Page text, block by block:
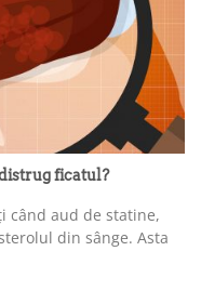
ficatul?
când aud de statine,
din sânge. Asta